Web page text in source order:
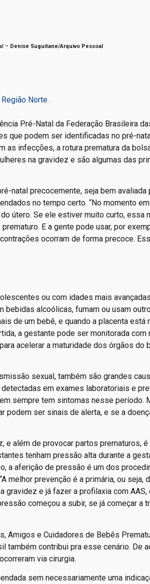
– Denise Suguitane/Arquivo Pessoal
Norte .
Pré-Natal da Federação Brasileira
que podem ser identificadas no pré-
as infecções, a rotura prematura da
na gravidez e são algumas das
natal precocemente, seja bem avaliada
no tempo certo. “No momento
útero. Se ele estiver muito curto, essa
E a gente pode usar, por
ocorram de forma precoce.
ou com idades mais
bebidas alcoólicas, fumam ou usam
de um bebê, e quando a placenta está
a gestante pode ser monitorada com
acelerar a maturidade dos órgãos do
sexual, também são grandes
em exames laboratoriais e
sempre tem sintomas nesse período.
podem ser sinais de alerta, e se a
além de provocar partos prematuros, é
tenham pressão alta durante a
a aferição de pressão é um dos
melhor prevenção é a primária, ou seja,
gravidez e já fazer a profilaxia com
começou a subir, se já começar a
Amigos e Cuidadores de Bebês
também contribui pra esse cenário. De
via cirurgia.
sem necessariamente uma